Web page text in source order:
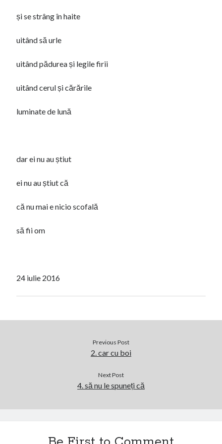
și se strâng în haite
uitând să urle
uitând pădurea și legile firii
uitând cerul și cărările
luminate de lună
dar ei nu au știut
ei nu au știut că
că nu mai e nicio scofală
să fii om
24 iulie 2016
Previous Post
2. car cu boi
Next Post
4. să nu le spuneți că